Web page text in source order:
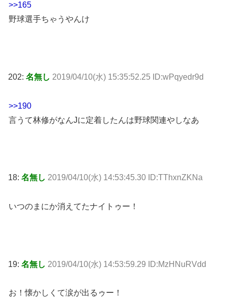
>>165
野球選手ちゃうやんけ
202: 名無し 2019/04/10(水) 15:35:52.25 ID:wPqyedr9d
>>190
言うて林修がなんJに定着したんは野球関連やしなあ
18: 名無し 2019/04/10(水) 14:53:45.30 ID:TThxnZKNa
いつのまにか消えてたナイトゥー！
19: 名無し 2019/04/10(水) 14:53:59.29 ID:MzHNuRVdd
お！懐かしくて涙が出るゥー！